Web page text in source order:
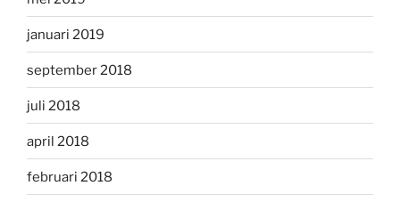
januari 2019
september 2018
juli 2018
april 2018
februari 2018